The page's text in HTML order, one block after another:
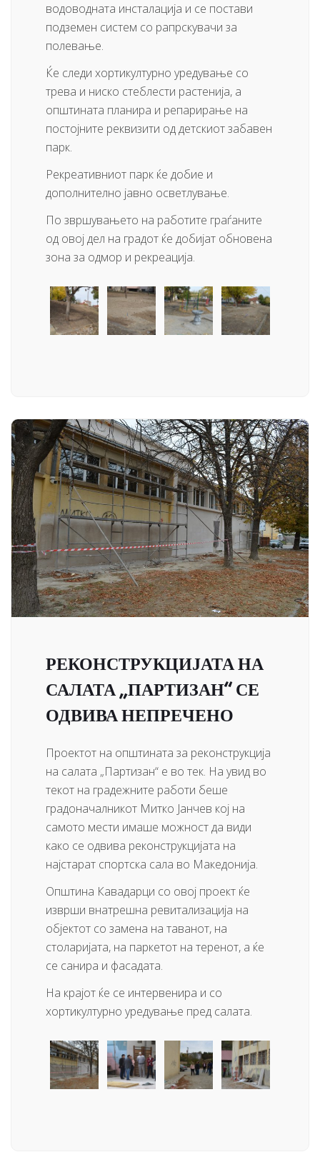
водоводната инсталација и се постави
подземен систем со рапрскувачи за
полевање.
Ќе следи хортикултурно уредување со
трева и ниско стеблести растенија, а
општината планира и репарирање на
постојните реквизити од детскиот забавен
парк.
Рекреативниот парк ќе добие и
дополнително јавно осветлување.
По звршувањето на работите граѓаните
од овој дел на градот ќе добијат обновена
зона за одмор и рекреација.
РЕКОНСТРУКЦИЈАТА НА
САЛАТА „ПАРТИЗАН“ СЕ
ОДВИВА НЕПРЕЧЕНО
Проектот на општината за реконструкција
на салата „Партизан“ е во тек. На увид во
текот на градежните работи беше
градоначалникот Митко Јанчев кој на
самото мести имаше можност да види
како се одвива реконструкцијата на
најстарат спортска сала во Македонија.
Општина Кавадарци со овој проект ќе
изврши внатрешна ревитализација на
објектот со замена на таванот, на
столаријата, на паркетот на теренот, а ќе
се санира и фасадата.
На крајот ќе се интервенира и со
хортикултурно уредување пред салата.